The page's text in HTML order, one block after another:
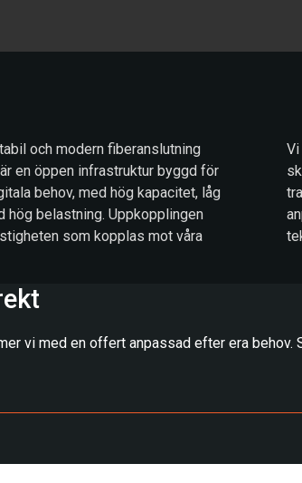
och modern fiberanslutning
en öppen infrastruktur byggd för
behov, med hög kapacitet, låg
hög belastning. Uppkopplingen
som kopplas mot våra
vi med en offert anpassad efter era behov.